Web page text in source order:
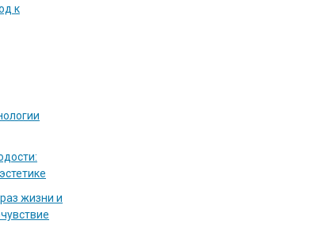
к
жизни и